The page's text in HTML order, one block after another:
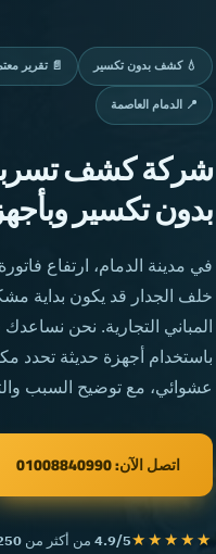
💧 كشف بدون تكسير 📄 تقرير
📍 الدمام العاصمة
شركة كشف
بدون تكسير
في مدينة الدمام، ارتفاع
خلف الجدار قد يكون بداية
المباني التجارية. نحن
باستخدام أجهزة حديثة تحدد
عشوائي، مع توضيح السبب
اتصل الآن: 01008840990
★★★★★
4.9/5من أكثر من